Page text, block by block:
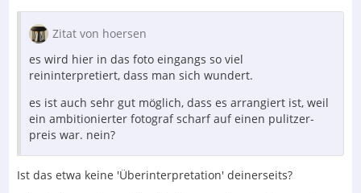
Zitat von hoersen
es wird hier in das foto eingangs so viel
reininterpretiert, dass man sich wundert.
es ist auch sehr gut möglich, dass es arrangiert ist, weil
ein ambitionierter fotograf scharf auf einen pulitzer-
preis war. nein?
Ist das etwa keine 'Überinterpretation' deinerseits?